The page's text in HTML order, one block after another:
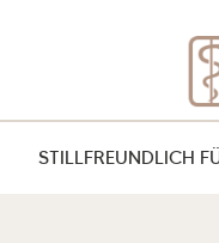
STILLFREUNDLICH